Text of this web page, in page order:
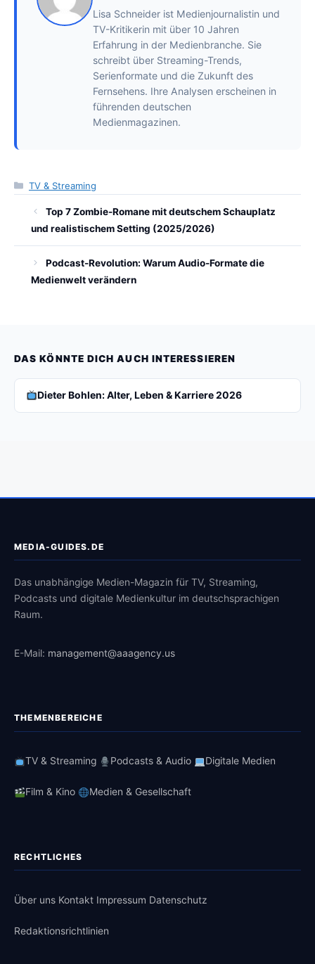
Lisa Schneider ist Medienjournalistin und
TV-Kritikerin mit über 10 Jahren
Erfahrung in der Medienbranche. Sie
schreibt über Streaming-Trends,
Serienformate und die Zukunft des
Fernsehens. Ihre Analysen erscheinen in
führenden deutschen
Medienmagazinen.
Kategorien
TV & Streaming
Top 7 Zombie-Romane mit deutschem Schauplatz
und realistischem Setting (2025/2026)
Podcast-Revolution: Warum Audio-Formate die
Medienwelt verändern
DAS KÖNNTE DICH AUCH INTERESSIEREN
Dieter Bohlen: Alter, Leben & Karriere 2026
MEDIA-GUIDES.DE
Das unabhängige Medien-Magazin für TV, Streaming,
Podcasts und digitale Medienkultur im deutschsprachigen
Raum.
E-Mail: management@aaagency.us
THEMENBEREICHE
TV & Streaming Podcasts & Audio Digitale Medien
Film & Kino Medien & Gesellschaft
RECHTLICHES
Über uns Kontakt Impressum Datenschutz
Redaktionsrichtlinien